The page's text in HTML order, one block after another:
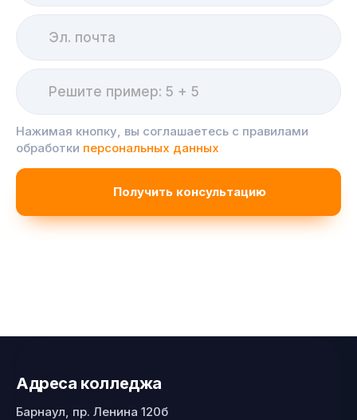
Адреса колледжа
Барнаул, пр. Ленина 120б
Нажимая кнопку, вы соглашаетесь с правилами
обработки персональных данных